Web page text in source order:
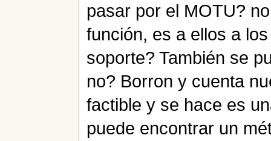
pasar por el MOTU?
función, es a ellos a
soporte? También se
no? Borron y cuenta
factible y se hace es
puede encontrar un